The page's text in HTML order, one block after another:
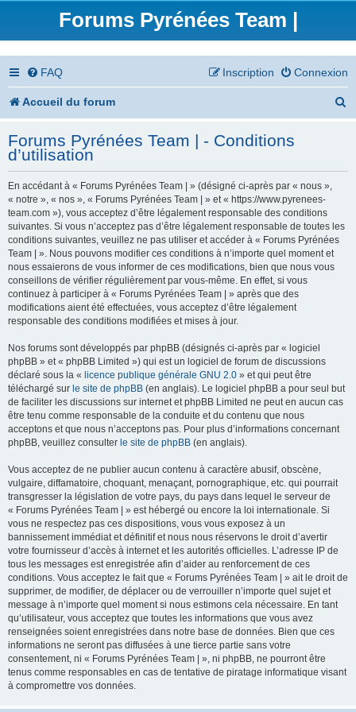
Forums Pyrénées Team |
FAQ Connexion
Inscription
Accueil du forum
h
Forums Pyrénées Team | - Conditions
d’utilisation
En accédant à « Forums Pyrénées Team | » (désigné ci-après par « nous »,
« notre », « nos », « Forums Pyrénées Team | » et « https://www.pyrenees-
team.com »), vous acceptez d’être légalement responsable des conditions
suivantes. Si vous n’acceptez pas d’être légalement responsable de toutes les
conditions suivantes, veuillez ne pas utiliser et accéder à « Forums Pyrénées
Team | ». Nous pouvons modifier ces conditions à n’importe quel moment et
nous essaierons de vous informer de ces modifications, bien que nous vous
conseillons de vérifier régulièrement par vous-même. En effet, si vous
continuez à participer à « Forums Pyrénées Team | » après que des
modifications aient été effectuées, vous acceptez d’être légalement
responsable des conditions modifiées et mises à jour.
Nos forums sont développés par phpBB (désignés ci-après par « logiciel
phpBB » et « phpBB Limited ») qui est un logiciel de forum de discussions
déclaré sous la « licence publique générale GNU 2.0 » et qui peut être
téléchargé sur le site de phpBB (en anglais). Le logiciel phpBB a pour seul but
de faciliter les discussions sur internet et phpBB Limited ne peut en aucun cas
être tenu comme responsable de la conduite et du contenu que nous
acceptons et que nous n’acceptons pas. Pour plus d’informations concernant
phpBB, veuillez consulter le site de phpBB (en anglais).
Vous acceptez de ne publier aucun contenu à caractère abusif, obscène,
vulgaire, diffamatoire, choquant, menaçant, pornographique, etc. qui pourrait
transgresser la législation de votre pays, du pays dans lequel le serveur de
« Forums Pyrénées Team | » est hébergé ou encore la loi internationale. Si
vous ne respectez pas ces dispositions, vous vous exposez à un
bannissement immédiat et définitif et nous nous réservons le droit d’avertir
votre fournisseur d’accès à internet et les autorités officielles. L’adresse IP de
tous les messages est enregistrée afin d’aider au renforcement de ces
conditions. Vous acceptez le fait que « Forums Pyrénées Team | » ait le droit de
supprimer, de modifier, de déplacer ou de verrouiller n’importe quel sujet et
message à n’importe quel moment si nous estimons cela nécessaire. En tant
qu’utilisateur, vous acceptez que toutes les informations que vous avez
renseignées soient enregistrées dans notre base de données. Bien que ces
informations ne seront pas diffusées à une tierce partie sans votre
consentement, ni « Forums Pyrénées Team | », ni phpBB, ne pourront être
tenus comme responsables en cas de tentative de piratage informatique visant
à compromettre vos données.